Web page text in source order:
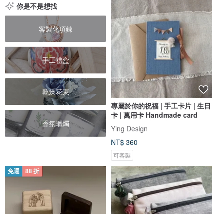
你是不是想找
客製化項鍊
手工禮盒
乾燥花束
香氛蠟燭
專屬於你的祝福 | 手工卡片 | 生日
卡 | 萬用卡 Handmade card
Ying Design
NT$ 360
可客製
免運 88 折